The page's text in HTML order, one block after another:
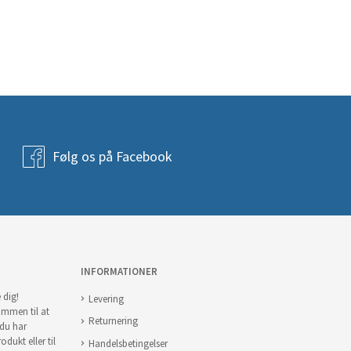
Følg os på Facebook
dig!
til at
har
eller til
INFORMATIONER
Levering
Returnering
Handelsbetingelser